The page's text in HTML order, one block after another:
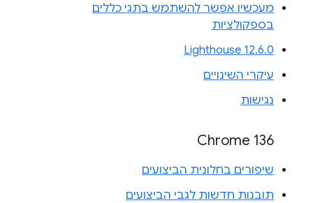
מעכשיו אפשר להשתמש בתגי כללים
בספקולציות
Lighthouse 12.6.0
עיקרי השינויים
נגישות
Chrome 136
שיפורים בחלונית הביצועים
תובנות חדשות לגבי הביצועים